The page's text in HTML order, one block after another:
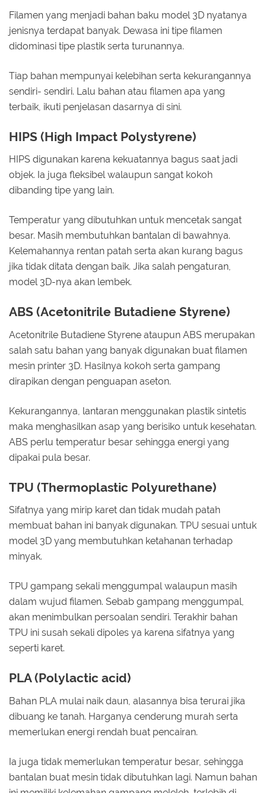
Filamen yang menjadi bahan baku model 3D nyatanya
jenisnya terdapat banyak. Dewasa ini tipe filamen
didominasi tipe plastik serta turunannya.
Tiap bahan mempunyai kelebihan serta kekurangannya
sendiri- sendiri. Lalu bahan atau filamen apa yang
terbaik, ikuti penjelasan dasarnya di sini.
HIPS (High Impact Polystyrene)
HIPS digunakan karena kekuatannya bagus saat jadi
objek. Ia juga fleksibel walaupun sangat kokoh
dibanding tipe yang lain.
Temperatur yang dibutuhkan untuk mencetak sangat
besar. Masih membutuhkan bantalan di bawahnya.
Kelemahannya rentan patah serta akan kurang bagus
jika tidak ditata dengan baik. Jika salah pengaturan,
model 3D-nya akan lembek.
ABS (Acetonitrile Butadiene Styrene)
Acetonitrile Butadiene Styrene ataupun ABS merupakan
salah satu bahan yang banyak digunakan buat filamen
mesin printer 3D. Hasilnya kokoh serta gampang
dirapikan dengan penguapan aseton.
Kekurangannya, lantaran menggunakan plastik sintetis
maka menghasilkan asap yang berisiko untuk kesehatan.
ABS perlu temperatur besar sehingga energi yang
dipakai pula besar.
TPU (Thermoplastic Polyurethane)
Sifatnya yang mirip karet dan tidak mudah patah
membuat bahan ini banyak digunakan. TPU sesuai untuk
model 3D yang membutuhkan ketahanan terhadap
minyak.
TPU gampang sekali menggumpal walaupun masih
dalam wujud filamen. Sebab gampang menggumpal,
akan menimbulkan persoalan sendiri. Terakhir bahan
TPU ini susah sekali dipoles ya karena sifatnya yang
seperti karet.
PLA (Polylactic acid)
Bahan PLA mulai naik daun, alasannya bisa terurai jika
dibuang ke tanah. Harganya cenderung murah serta
memerlukan energi rendah buat pencairan.
Ia juga tidak memerlukan temperatur besar, sehingga
bantalan buat mesin tidak dibutuhkan lagi. Namun bahan